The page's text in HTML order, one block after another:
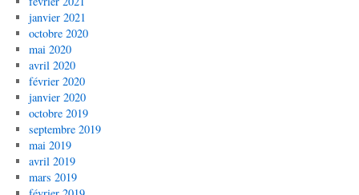
janvier 2021
octobre 2020
mai 2020
avril 2020
février 2020
janvier 2020
octobre 2019
septembre 2019
mai 2019
avril 2019
mars 2019